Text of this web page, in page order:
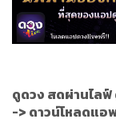
ดูดวง สดผ่านไล
-> ดาวน์โหลดแอ